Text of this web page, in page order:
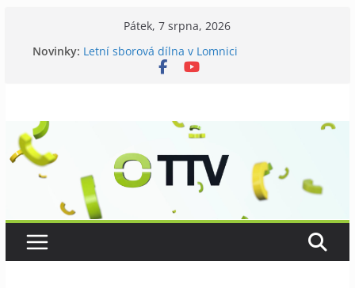
Pátek, 7 srpna, 2026
Novinky: Letní sborová dílna v Lomnici
Chovatelé si připomněli 120 let své existence